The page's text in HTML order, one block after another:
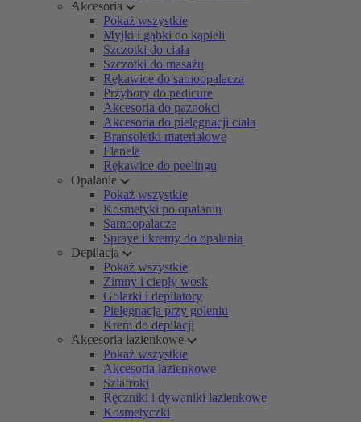
Akcesoria
Pokaż wszystkie
Myjki i gąbki do kąpieli
Szczotki do ciała
Szczotki do masażu
Rękawice do samoopalacza
Przybory do pedicure
Akcesoria do paznokci
Akcesoria do pielęgnacji ciała
Bransoletki materiałowe
Flanela
Rękawice do peelingu
Opalanie
Pokaż wszystkie
Kosmetyki po opalaniu
Samoopalacze
Spraye i kremy do opalania
Depilacja
Pokaż wszystkie
Zimny i ciepły wosk
Golarki i depilatory
Pielęgnacja przy goleniu
Krem do depilacji
Akcesoria łazienkowe
Pokaż wszystkie
Akcesoria łazienkowe
Szlafroki
Ręczniki i dywaniki łazienkowe
Kosmetyczki